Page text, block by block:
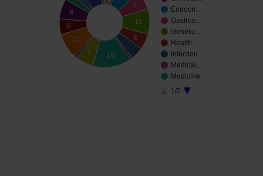
Endocri…
Gastroe…
Genetic…
Health…
Infectiou…
Medical…
Medicine
1/2
7
10
6
8
6
10
7
15